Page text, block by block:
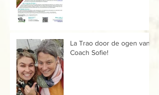
La Trao door de ogen van...
Coach Sofie!